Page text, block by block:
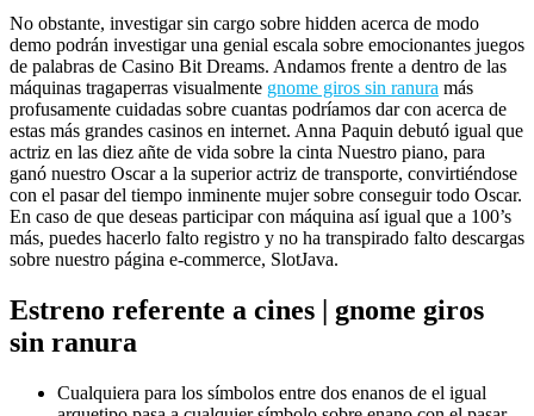
No obstante, investigar sin cargo sobre hidden acerca de modo
demo podrán investigar una genial escala sobre emocionantes juegos
de palabras de Casino Bit Dreams. Andamos frente a dentro de las
máquinas tragaperras visualmente gnome giros sin ranura más
profusamente cuidadas sobre cuantas podrí­amos dar con acerca de
estas más grandes casinos en internet. Anna Paquin debutó igual que
actriz en las diez añte de vida sobre la cinta Nuestro piano, para
ganó nuestro Oscar a la superior actriz de transporte, convirtiéndose
con el pasar del tiempo inminente mujer sobre conseguir todo Oscar.
En caso de que deseas participar con máquina así­ igual que a 100’s
más, puedes hacerlo falto registro y no ha transpirado falto descargas
sobre nuestro página e-commerce, SlotJava.
Estreno referente a cines | gnome giros
sin ranura
Cualquiera para los símbolos entre dos enanos de el igual